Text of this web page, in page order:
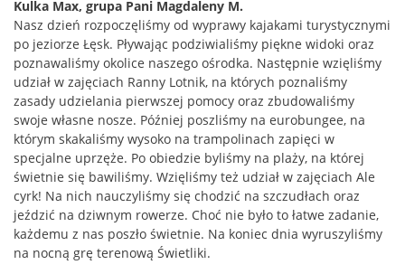
Kulka Max, grupa Pani Magdaleny M.
Nasz dzień rozpoczęliśmy od wyprawy kajakami turystycznymi
po jeziorze Łęsk. Pływając podziwialiśmy piękne widoki oraz
poznawaliśmy okolice naszego ośrodka. Następnie wzięliśmy
udział w zajęciach Ranny Lotnik, na których poznaliśmy
zasady udzielania pierwszej pomocy oraz zbudowaliśmy
swoje własne nosze. Później poszliśmy na eurobungee, na
którym skakaliśmy wysoko na trampolinach zapięci w
specjalne uprzęże. Po obiedzie byliśmy na plaży, na której
świetnie się bawiliśmy. Wzięliśmy też udział w zajęciach Ale
cyrk! Na nich nauczyliśmy się chodzić na szczudłach oraz
jeździć na dziwnym rowerze. Choć nie było to łatwe zadanie,
każdemu z nas poszło świetnie. Na koniec dnia wyruszyliśmy
na nocną grę terenową Świetliki.